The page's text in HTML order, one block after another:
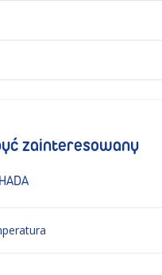
zainteresowany